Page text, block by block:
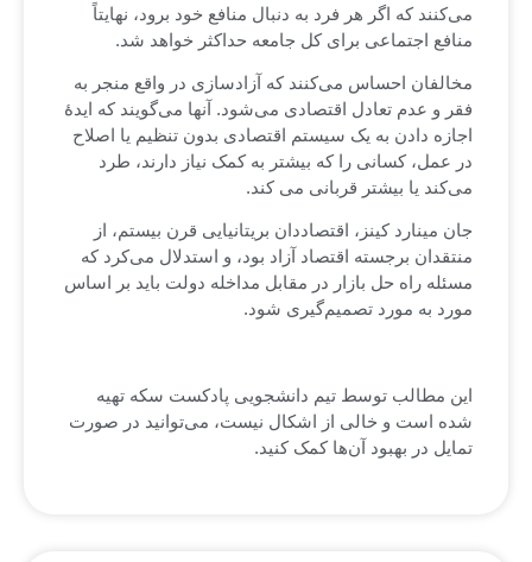
می‌کنند که اگر هر فرد به دنبال منافع خود برود، نهایتاً
منافع اجتماعی برای کل جامعه حداکثر خواهد شد.
مخالفان احساس می‌کنند که آزادسازی در واقع منجر به
فقر و عدم تعادل اقتصادی می‌شود. آنها می‌گویند که ایدۀ
اجازه دادن به یک سیستم اقتصادی بدون تنظیم یا اصلاح
در عمل، کسانی را که بیشتر به کمک نیاز دارند، طرد
می‌کند یا بیشتر قربانی می کند.
جان مینارد کینز، اقتصاددان بریتانیایی قرن بیستم، از
منتقدان برجسته اقتصاد آزاد بود، و استدلال می‌کرد که
مسئله راه حل بازار در مقابل مداخله دولت باید بر اساس
مورد به مورد تصمیم‌گیری شود.
این مطالب توسط تیم دانشجویی پادکست سکه تهیه
شده است و خالی از اشکال نیست، می‌توانید در صورت
تمایل در بهبود آن‌ها کمک کنید.